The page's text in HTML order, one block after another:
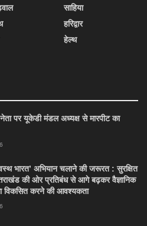
साहिया
हरिद्वार
हेल्थ
नेता पर यूकेडी मंडल अध्यक्ष से मारपीट का
भारत’ अभियान चलाने की जरूरत : सुरक्षित
की ओर प्रतिबंध से आगे बढ़कर वैज्ञानिक
विकसित करने की आवश्यकता